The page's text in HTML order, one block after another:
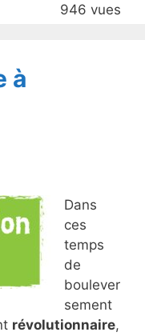
946 vues
à
Dans
ces
temps
de
boulever
sement
révolutionnaire,